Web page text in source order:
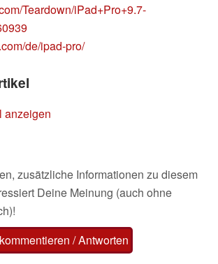
Teardown/iPad+Pro+9.7-
de/ipad-pro/
anzeigen
zusätzliche Informationen zu diesem
Deine Meinung (auch ohne
/ Antworten